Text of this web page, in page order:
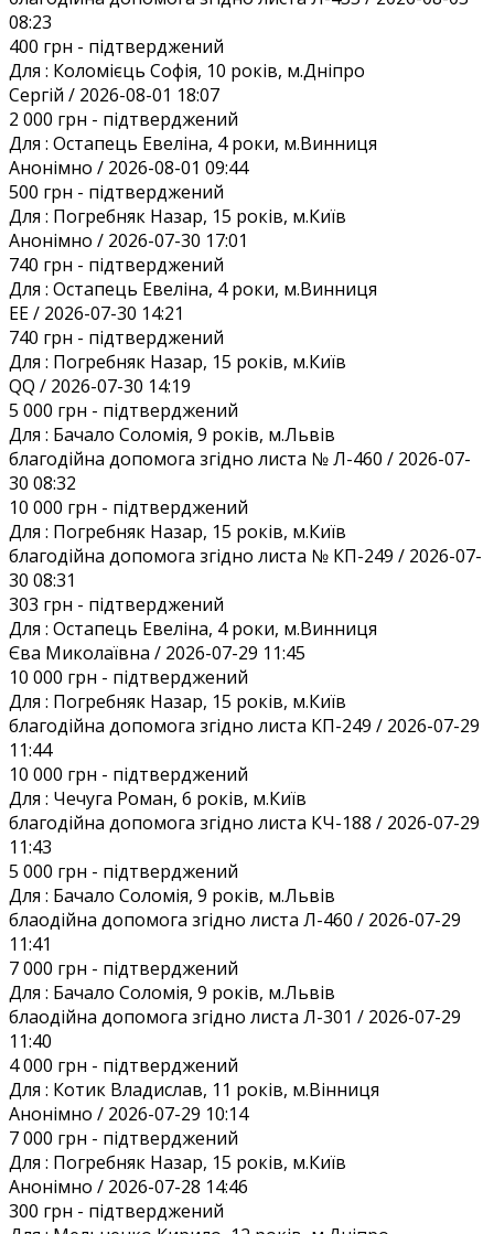
08:23
400 грн - підтверджений
Для : Коломієць Софія, 10 років, м.Дніпро
Сергій / 2026-08-01 18:07
2 000 грн - підтверджений
Для : Остапець Евеліна, 4 роки, м.Винниця
Анонiмно / 2026-08-01 09:44
500 грн - підтверджений
Для : Погребняк Назар, 15 років, м.Київ
Анонiмно / 2026-07-30 17:01
740 грн - підтверджений
Для : Остапець Евеліна, 4 роки, м.Винниця
EE / 2026-07-30 14:21
740 грн - підтверджений
Для : Погребняк Назар, 15 років, м.Київ
QQ / 2026-07-30 14:19
5 000 грн - підтверджений
Для : Бачало Соломія, 9 років, м.Львів
благодійна допомога згідно листа № Л-460 / 2026-07-
30 08:32
10 000 грн - підтверджений
Для : Погребняк Назар, 15 років, м.Київ
благодійна допомога згідно листа № КП-249 / 2026-07-
30 08:31
303 грн - підтверджений
Для : Остапець Евеліна, 4 роки, м.Винниця
Єва Миколаївна / 2026-07-29 11:45
10 000 грн - підтверджений
Для : Погребняк Назар, 15 років, м.Київ
благодійна допомога згідно листа КП-249 / 2026-07-29
11:44
10 000 грн - підтверджений
Для : Чечуга Роман, 6 років, м.Київ
благодійна допомога згідно листа КЧ-188 / 2026-07-29
11:43
5 000 грн - підтверджений
Для : Бачало Соломія, 9 років, м.Львів
блаодійна допомога згідно листа Л-460 / 2026-07-29
11:41
7 000 грн - підтверджений
Для : Бачало Соломія, 9 років, м.Львів
блаодійна допомога згідно листа Л-301 / 2026-07-29
11:40
4 000 грн - підтверджений
Для : Котик Владислав, 11 років, м.Вінниця
Анонiмно / 2026-07-29 10:14
7 000 грн - підтверджений
Для : Погребняк Назар, 15 років, м.Київ
Анонiмно / 2026-07-28 14:46
300 грн - підтверджений